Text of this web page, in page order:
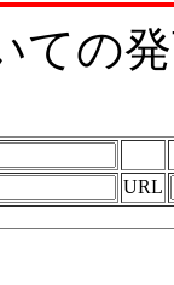
ての
URL